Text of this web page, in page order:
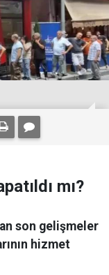
mı?
son gelişmeler
hizmet